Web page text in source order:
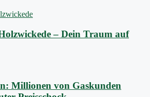
– Dein Traum auf
Millionen von Gaskunden